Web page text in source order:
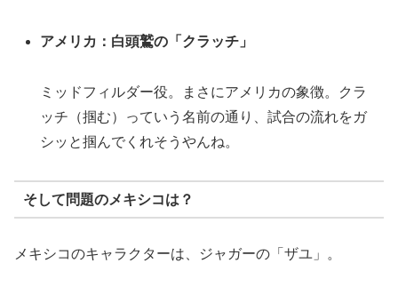
アメリカ：白頭鷲の「クラッチ」
ミッドフィルダー役。まさにアメリカの象徴。クラ
ッチ（掴む）っていう名前の通り、試合の流れをガ
シッと掴んでくれそうやんね。
そして問題のメキシコは？
メキシコのキャラクターは、ジャガーの「ザユ」。